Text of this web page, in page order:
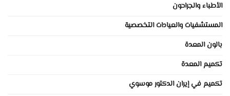
الأطباء والجراحون
المستشفيات والعيادات التخصصية
بالون المعدة
تكميم المعدة
تكميم في إيران الدكتور موسوي